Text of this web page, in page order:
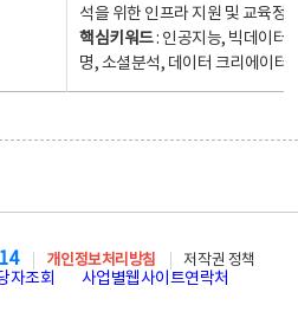
석을 위한 인프라 지원 및 교육정
핵심키워드: 인공지능, 빅데이터,
명, 소셜분석, 데이터 크리에이터
개인정보처리방침
저작권 정책
자조회 사업별웹사이트연락처